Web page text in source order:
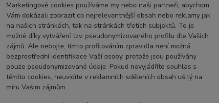
Marketingové cookies používáme my nebo naši partneři, abychom
Vám dokázali zobrazit co nejrelevantnější obsah nebo reklamy jak
na našich stránkách, tak na stránkách třetích subjektů. To je
možné díky vytváření tzv. pseudonymizovaného profilu dle Vašich
zájmů. Ale nebojte, tímto profilováním zpravidla není možná
bezprostřední identifikace Vaší osoby, protože jsou používány
pouze pseudonymizované údaje. Pokud nevyjádříte souhlas s
těmito cookies, neuvidíte v reklamních sděleních obsah ušitý na
míru Vašim zájmům.